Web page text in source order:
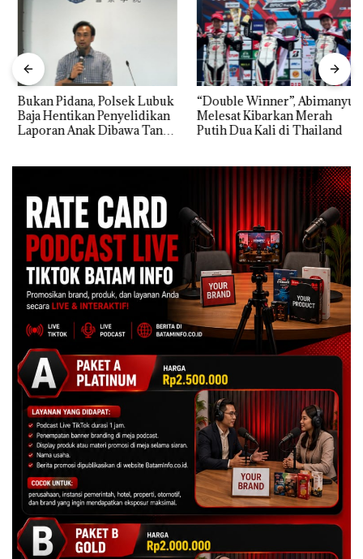
Bukan Pidana, Polsek Lubuk
Baja Hentikan Penyelidikan
Laporan Anak Dibawa Tanpa
“Double Winner”, Abimanyu
Melesat Kibarkan Merah
Putih Dua Kali di Thailand